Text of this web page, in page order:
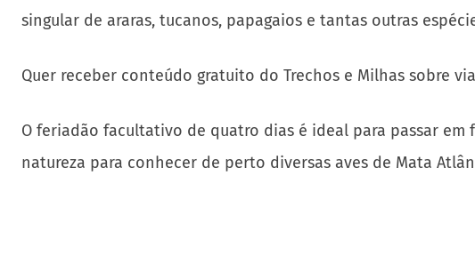
singular de araras, tucanos, papagaios e tantas outras
Quer receber conteúdo gratuito do Trechos e Milhas sobre
O feriadão facultativo de quatro dias é ideal para passar
natureza para conhecer de perto diversas aves de Mata